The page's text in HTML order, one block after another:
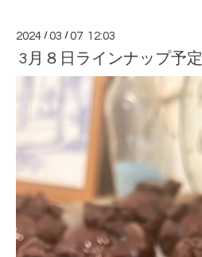
2024 /03 /07 12:03
3月８日ラインナップ予定